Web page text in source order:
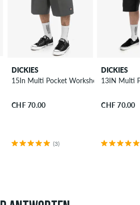
DICKIES
15In Multi Pocket Workshort Recyceld
CHF 70.00
(3)
DICKIES
13IN Multi
CHF 70.00